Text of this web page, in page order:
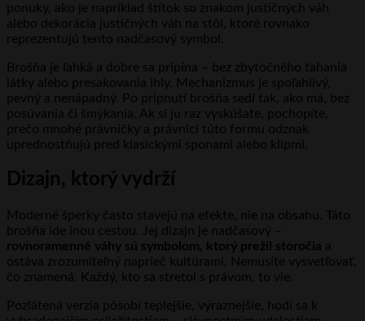
ponuky, ako je napríklad štítok so znakom justičných váh
alebo dekorácia justičných váh na stôl, ktoré rovnako
reprezentujú tento nadčasový symbol.
Brošňa je ľahká a dobre sa pripína – bez zbytočného ťahania
látky alebo presakovania ihly. Mechanizmus je spoľahlivý,
pevný a nenápadný. Po pripnutí brošňa sedí tak, ako má, bez
posúvania či šmýkania. Ak si ju raz vyskúšate, pochopíte,
prečo mnohé právničky a právnici túto formu odznak
uprednostňujú pred klasickými sponami alebo klipmi.
Dizajn, ktorý vydrží
Moderné šperky často stavejú na efekte, nie na obsahu. Táto
brošňa ide inou cestou. Jej dizajn je nadčasový –
rovnoramenné váhy sú symbolom, ktorý prežil storočia a
ostáva zrozumiteľný naprieč kultúrami. Nemusíte vysvetľovať,
čo znamená. Každý, kto sa stretol s právom, to vie.
Pozlátená verzia pôsobí teplejšie, výraznejšie, hodí sa k